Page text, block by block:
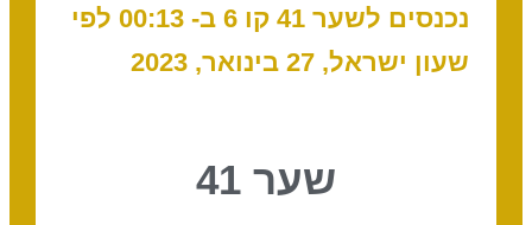
נכנסים לשער 41 קו 6 ב- 00:13 לפי
שעון ישראל, 27 בינואר, 2023
שער 41